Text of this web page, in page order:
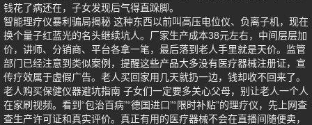
钱花了病还在，子女发现后气得直跺脚。
智能理疗仪暴利骗局揭秘 这种东西以前叫高压电位仪、负离子机，现在
换个量子红蓝光的名头继续坑人。厂家生产成本38元左右，中间层层加
价，讲师、分销商、平台各拿一笔，最后落到老人手里就是天价。监管
部门已经注意到类似案例，提醒这些产品大多没有医疗器械注册证，宣
传疗效属于虚假广告。老人买回家用几天就扔一边，钱却收不回来了。
老人购买保健仪器避坑指南 子女们一定要多关心父母，别让老人一个人
在家刷视频。看到“包治百病”“德国进口”“限时补贴”的理疗仪，先上网查
查生产许可证和真实评价。真正有用的医疗器械不会在直播间随便卖，